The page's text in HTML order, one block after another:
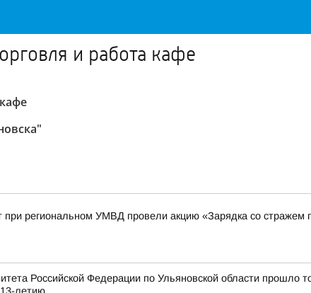
и работа кафе
региональном УМВД провели акцию «Зарядка со стражем
Российской Федерации по Ульяновской области прошло